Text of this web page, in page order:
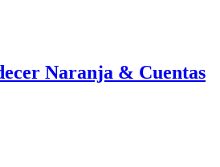
productNaranja & Cuentas